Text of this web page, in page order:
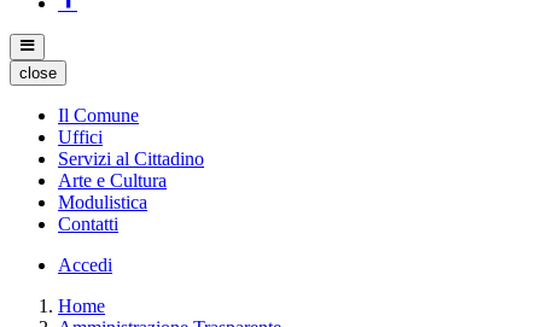
close
Il Comune
Uffici
Servizi al Cittadino
Arte e Cultura
Modulistica
Contatti
Accedi
Home